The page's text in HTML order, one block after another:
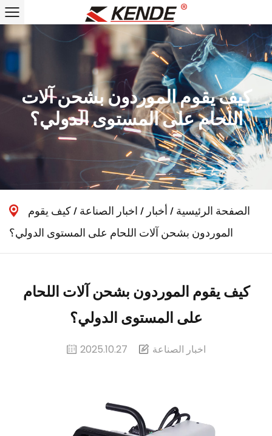
كيف يقوم الموردون بشحن آلات
اللحام على المستوى الدولي؟
الصفحة الرئيسية / أخبار / اخبار الصناعة /كيف يقوم
الموردون بشحن آلات اللحام على المستوى الدولي؟
كيف يقوم الموردون بشحن آلات اللحام
على المستوى الدولي؟
2025.10.27 اخبار الصناعة